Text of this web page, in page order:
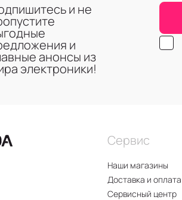
и не
и
анонсы из
электроники!
Сервис
Наши магазины
Доставка и оплата
Сервисный центр